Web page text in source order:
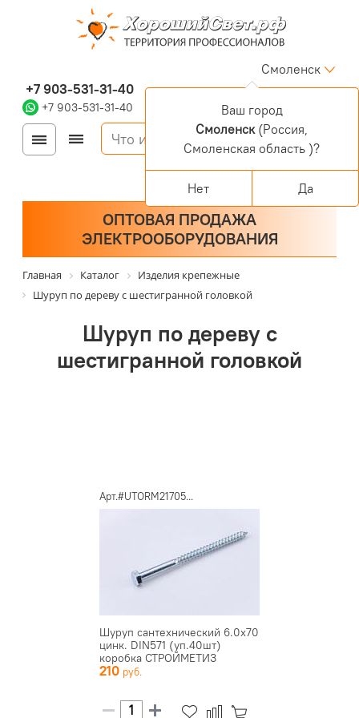
+7 903-531-31-40
+7 903-531-31-40
Смоленск
Войти
Регистрация
Корзина
0 позиций
ОПТОВАЯ ПРОДАЖА
ЭЛЕКТРООБОРУДОВАНИЯ
Главная Каталог
Изделия крепежные
Шуруп по дереву с шестигранной головкой
Шуруп по дереву с
шестигранной головкой
Арт.#UTORM21705...
Шуруп сантехнический 6.0х70
цинк. DIN571 (уп.40шт)
коробка СТРОЙМЕТИЗ
UTORM...
210
Ваш город
Смоленск(Россия,
Смоленская область )?
Нет Да